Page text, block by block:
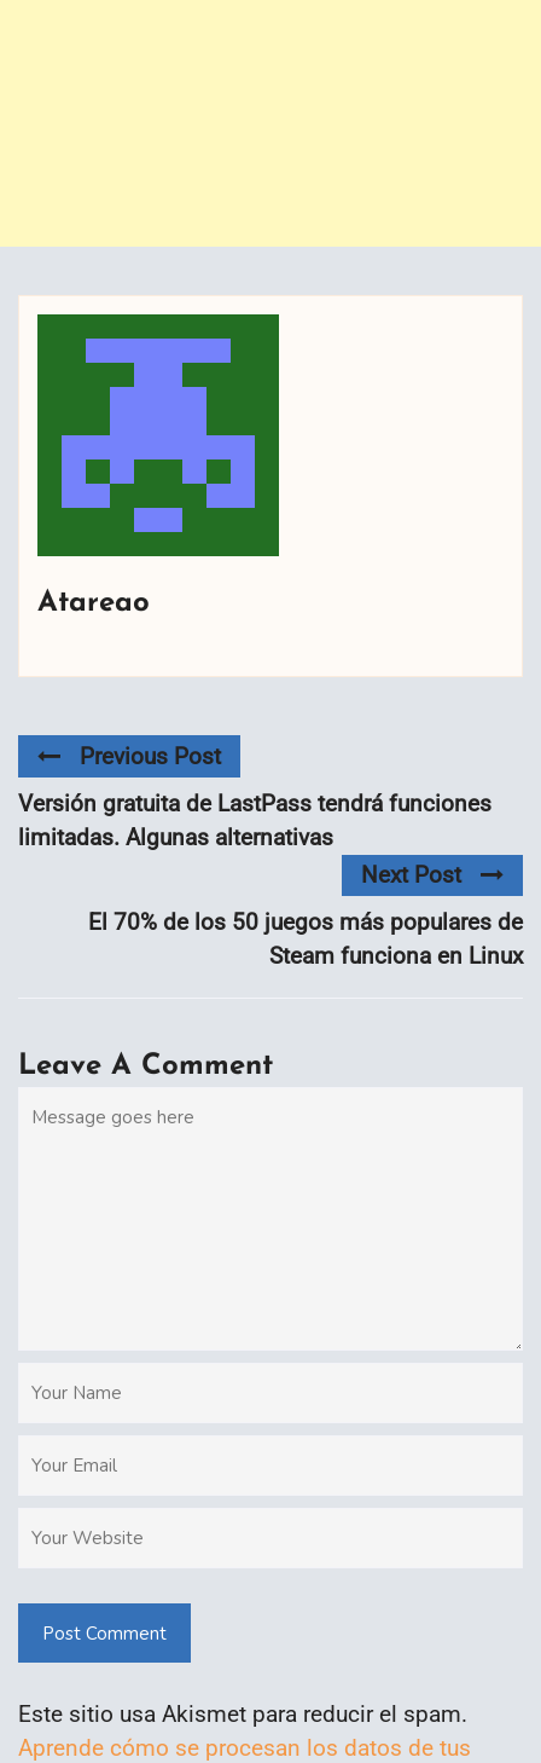
Atareao
Previous Post
Versión gratuita de LastPass tendrá funciones
limitadas. Algunas alternativas
Next Post
El 70% de los 50 juegos más populares de
Steam funciona en Linux
Leave A Comment
Post Comment
Este sitio usa Akismet para reducir el spam.
Aprende cómo se procesan los datos de tus